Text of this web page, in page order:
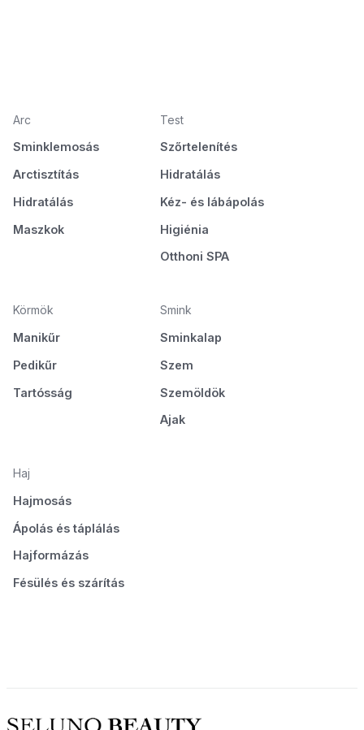
Arc
Sminklemosás
Arctisztítás
Hidratálás
Maszkok
Test
Szőrtelenítés
Hidratálás
Kéz- és lábápolás
Higiénia
Otthoni SPA
Körmök
Manikűr
Pedikűr
Tartósság
Smink
Sminkalap
Szem
Szemöldök
Ajak
Haj
Hajmosás
Ápolás és táplálás
Hajformázás
Fésülés és szárítás